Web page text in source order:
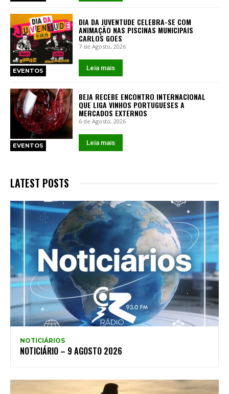
EVENTOS
DIA DA JUVENTUDE CELEBRA-SE COM
ANIMAÇÃO NAS PISCINAS MUNICIPAIS
CARLOS GOES
7 de Agosto, 2026
Leia mais
EVENTOS
BEJA RECEBE ENCONTRO INTERNACIONAL
QUE LIGA VINHOS PORTUGUESES A
MERCADOS EXTERNOS
6 de Agosto, 2026
Leia mais
LATEST POSTS
NOTICIÁRIOS
NOTICIÁRIO – 9 AGOSTO 2026